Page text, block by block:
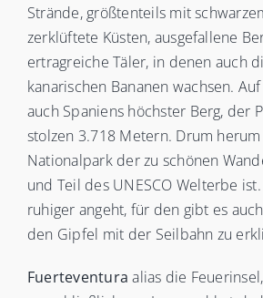
Strände, größtenteils mit
zerklüftete Küsten, ausgefallene
ertragreiche Täler, in denen auch
kanarischen Bananen wachsen.
auch Spaniens höchster Berg, der
stolzen 3.718 Metern. Drum
Nationalpark der zu schönen
und Teil des UNESCO Welterbe
ruhiger angeht, für den gibt es
den Gipfel mit der Seilbahn zu
Fuerteventura alias die